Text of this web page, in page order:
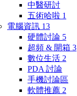
中醫研討
五術哈啦 1
電腦資訊 13
硬體討論 5
超頻 & 開箱 3
數位生活 2
PDA 討論
手機討論區
軟體推薦 2